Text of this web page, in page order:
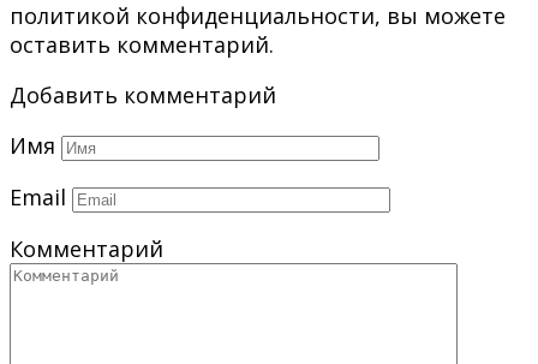
политикой конфиденциальности, вы можете
оставить комментарий.
Добавить комментарий
Имя
Email
Комментарий